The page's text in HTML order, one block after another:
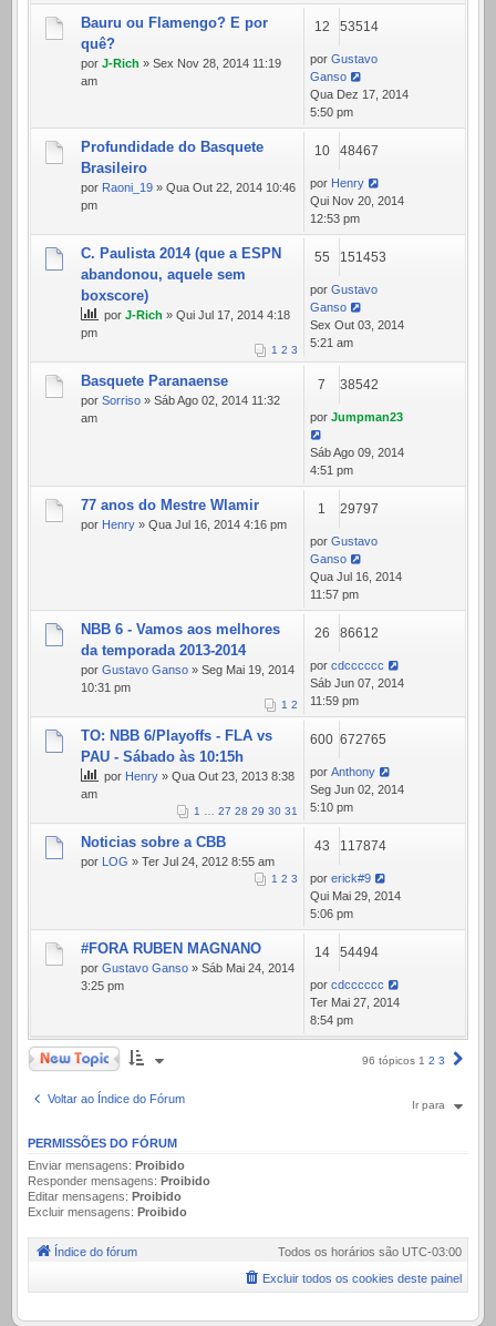
Bauru ou Flamengo? E por
quê?
por J-Rich » Sex Nov 28, 2014 11:19
am
12 53514
por Gustavo
Ganso
Qua Dez 17, 2014
5:50 pm
Profundidade do Basquete
Brasileiro
por Raoni_19 » Qua Out 22, 2014 10:46
pm
10 48467
por Henry
Qui Nov 20, 2014
12:53 pm
C. Paulista 2014 (que a ESPN
abandonou, aquele sem
boxscore)
por J-Rich » Qui Jul 17, 2014 4:18
pm
1 2 3
55 151453
por Gustavo
Ganso
Sex Out 03, 2014
5:21 am
Basquete Paranaense
por Sorriso » Sáb Ago 02, 2014 11:32
am
7 38542
por Jumpman23
Sáb Ago 09, 2014
4:51 pm
77 anos do Mestre Wlamir
por Henry » Qua Jul 16, 2014 4:16 pm
1 29797
por Gustavo
Ganso
Qua Jul 16, 2014
11:57 pm
NBB 6 - Vamos aos melhores
da temporada 2013-2014
por Gustavo Ganso » Seg Mai 19, 2014
10:31 pm
1 2
26 86612
por cdcccccc
Sáb Jun 07, 2014
11:59 pm
TO: NBB 6/Playoffs - FLA vs
PAU - Sábado às 10:15h
por Henry » Qua Out 23, 2013 8:38
am
1 … 27 28 29 30 31
600 672765
por Anthony
Seg Jun 02, 2014
5:10 pm
Noticias sobre a CBB
por LOG » Ter Jul 24, 2012 8:55 am
1 2 3
43 117874
por erick#9
Qui Mai 29, 2014
5:06 pm
#FORA RUBEN MAGNANO
por Gustavo Ganso » Sáb Mai 24, 2014
3:25 pm
14 54494
por cdcccccc
Ter Mai 27, 2014
8:54 pm
Novo Tópico
96 tópicos 1 2 3
Voltar ao Índice do Fórum Ir para
PERMISSÕES DO FÓRUM
Enviar mensagens: Proibido
Responder mensagens: Proibido
Editar mensagens: Proibido
Excluir mensagens: Proibido
Índice do fórum Todos os horários são UTC-03:00
Excluir todos os cookies deste painel
.